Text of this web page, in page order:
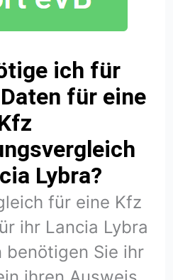
ich für
für eine
Lybra?
für eine Kfz
ihr Lancia Lybra
benötigen Sie ihr